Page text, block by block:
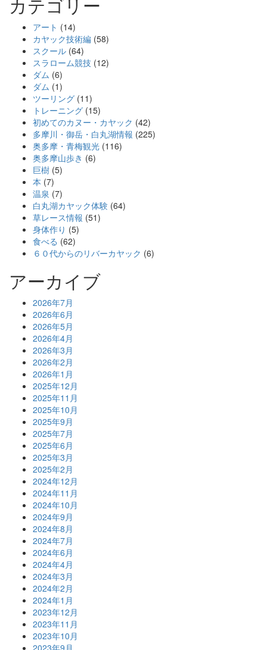
アート (14)
カヤック技術編 (58)
スクール (64)
スラローム競技 (12)
ダム (6)
ダム (1)
ツーリング (11)
トレーニング (15)
初めてのカヌー・カヤック (42)
多摩川・御岳・白丸湖情報 (225)
奥多摩・青梅観光 (116)
奥多摩山歩き (6)
巨樹 (5)
本 (7)
温泉 (7)
白丸湖カヤック体験 (64)
草レース情報 (51)
身体作り (5)
食べる (62)
６０代からのリバーカヤック (6)
アーカイブ
2026年7月
2026年6月
2026年5月
2026年4月
2026年3月
2026年2月
2026年1月
2025年12月
2025年11月
2025年10月
2025年9月
2025年7月
2025年6月
2025年3月
2025年2月
2024年12月
2024年11月
2024年10月
2024年9月
2024年8月
2024年7月
2024年6月
2024年4月
2024年3月
2024年2月
2024年1月
2023年12月
2023年11月
2023年10月
2023年9月